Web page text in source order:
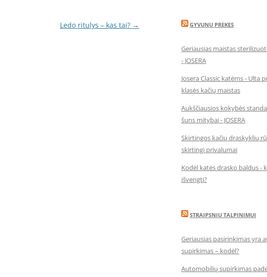
Ledo ritulys – kas tai? → GYVUNU PREKES
Geriausias maistas
- JOSERA
Josera Classic katėms - Ulta
klasės kačių maistas
Aukščiausios kokybės
šuns mitybai - JOSERA
Skirtingos kačių draskyklių
skirtingi privalumai
Kodėl katės drasko baldus -
išvengti?
STRAIPSNIU TALPINIMUI
Geriausias pasirinkimas yra
supirkimas – kodėl?
Automobilių supirkimas